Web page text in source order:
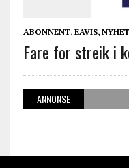
ABONNENT, EAVIS,
Fare for streik i
ANNONSE